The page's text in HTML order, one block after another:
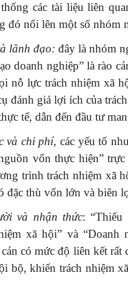
các tài liệu liên
đó nổi lên một số nhóm
lãnh đạo: đây là nhóm
doanh nghiệp” là rào
nỗ lực trách nhiệm xã
đánh giá lợi ích của
tế, dẫn đến đầu tư
và chi phí, các yếu tố
vốn thực hiện”
trình trách nhiệm xã
đặc thù vốn lớn và biên
và nhận thức: “Thiếu
xã hội” và “Doanh
có mức độ liên kết
bộ, khiến trách nhiệm